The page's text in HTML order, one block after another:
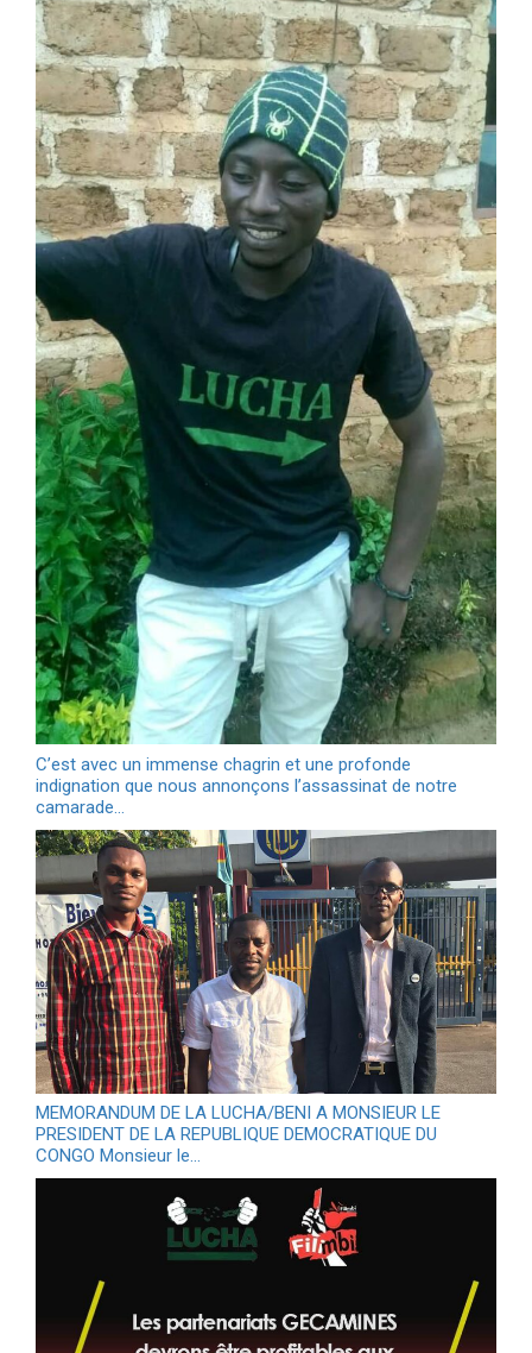
C’est avec un immense chagrin et une profonde
indignation que nous annonçons l’assassinat de notre
camarade…
MEMORANDUM DE LA LUCHA/BENI A MONSIEUR LE
PRESIDENT DE LA REPUBLIQUE DEMOCRATIQUE DU
CONGO Monsieur le…